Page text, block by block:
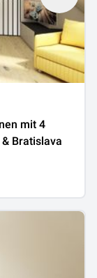
mit 4
Bratislava